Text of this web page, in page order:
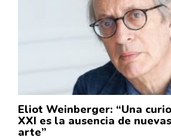
Eliot Weinberger: “Una
XXI es la ausencia de
arte”